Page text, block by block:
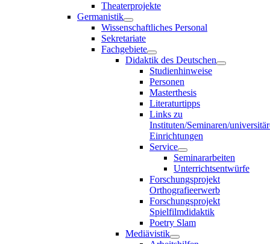
Theaterprojekte
Germanistik
Wissenschaftliches Personal
Sekretariate
Fachgebiete
Didaktik des Deutschen
Studienhinweise
Personen
Masterthesis
Literaturtipps
Links zu
Instituten/Seminaren/
Einrichtungen
Service
Seminararbeiten
Unterrichtsentwürfe
Forschungsprojekt
Orthografieerwerb
Forschungsprojekt
Spielfilmdidaktik
Poetry Slam
Mediävistik